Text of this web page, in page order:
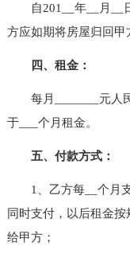
自201__年__月__日
方应如期将房屋归回甲
四、租金：
每月_______元人民
于___个月租金。
五、付款方式：
1、乙方每__个月支
同时支付，以后租金
给甲方；